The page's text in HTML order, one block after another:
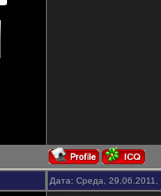
Дата: Среда,